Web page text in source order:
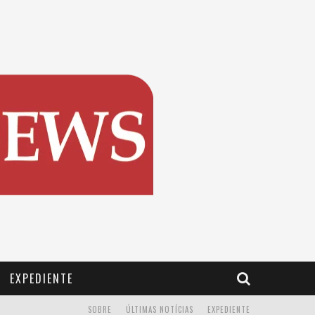
EXPEDIENTE
EXPEDIENTE
ÚLTIMAS NOTÍCIAS
SOBRE